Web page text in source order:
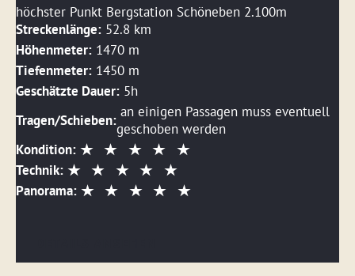
höchster Punkt Bergstation Schöneben 2.100m
Streckenlänge: 52.8 km
Höhenmeter: 1470 m
Tiefenmeter: 1450 m
Geschätzte Dauer: 5h
Tragen/Schieben: an einigen Passagen muss eventuell
geschoben werden
Kondition:
Technik:
Panorama: